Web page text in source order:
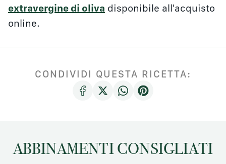
extravergine di oliva disponibile all'acquisto
online.
CONDIVIDI QUESTA RICETTA:
ABBINAMENTI CONSIGLIATI